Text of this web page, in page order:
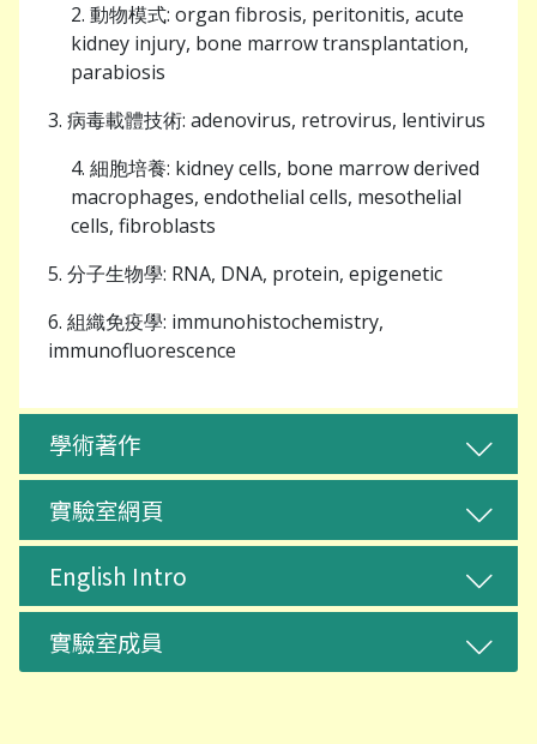
2. 動物模式: organ fibrosis, peritonitis, acute
kidney injury, bone marrow transplantation,
parabiosis
3. 病毒載體技術: adenovirus, retrovirus, lentivirus
4. 細胞培養: kidney cells, bone marrow derived
macrophages, endothelial cells, mesothelial
cells, fibroblasts
5. 分子生物學: RNA, DNA, protein, epigenetic
6. 組織免疫學: immunohistochemistry,
immunofluorescence
學術著作
實驗室網頁
English Intro
實驗室成員